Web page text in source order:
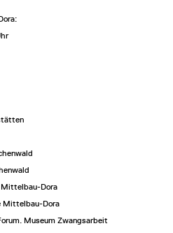
Dora
Mittelbau-Dora
Museum Zwangsarbeit im